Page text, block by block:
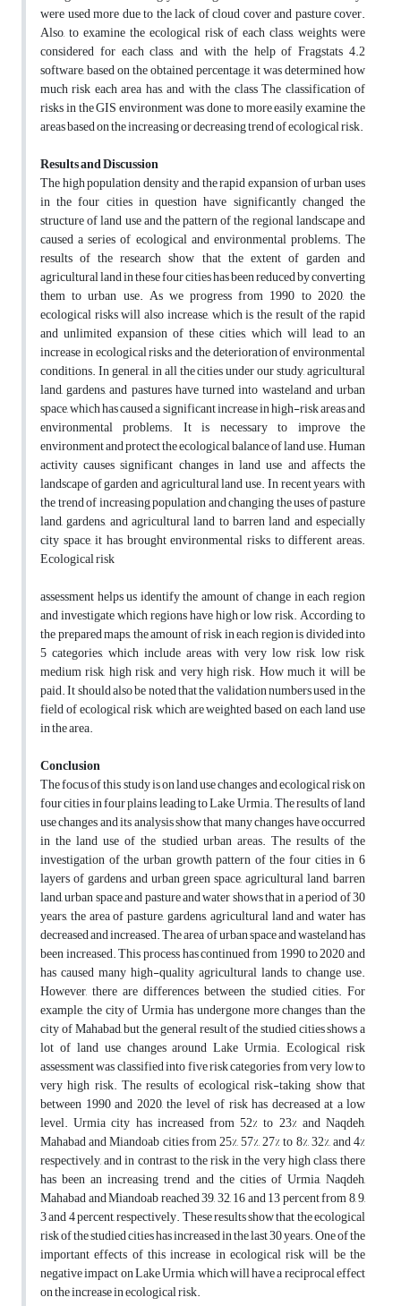
were used more due to the lack of cloud cover and pasture cover.
Also, to examine the ecological risk of each class, weights were
considered for each class, and with the help of Fragstats 4.2
software, based on the obtained percentage, it was determined how
much risk each area has, and with the class The classification of
risks in the GIS environment was done to more easily examine the
areas based on the increasing or decreasing trend of ecological risk.
Results and Discussion
The high population density and the rapid expansion of urban uses
in the four cities in question have significantly changed the
structure of land use and the pattern of the regional landscape and
caused a series of ecological and environmental problems. The
results of the research show that the extent of garden and
agricultural land in these four cities has been reduced by converting
them to urban use. As we progress from 1990 to 2020, the
ecological risks will also increase, which is the result of the rapid
and unlimited expansion of these cities, which will lead to an
increase in ecological risks and the deterioration of environmental
conditions. In general, in all the cities under our study, agricultural
land, gardens, and pastures have turned into wasteland and urban
space, which has caused a significant increase in high-risk areas and
environmental problems. It is necessary to improve the
environment and protect the ecological balance of land use. Human
activity causes significant changes in land use and affects the
landscape of garden and agricultural land use. In recent years, with
the trend of increasing population and changing the uses of pasture
land, gardens, and agricultural land to barren land and especially
city space, it has brought environmental risks to different areas.
Ecological risk
assessment helps us identify the amount of change in each region
and investigate which regions have high or low risk. According to
the prepared maps, the amount of risk in each region is divided into
5 categories, which include areas with very low risk, low risk,
medium risk, high risk, and very high risk. How much it will be
paid. It should also be noted that the validation numbers used in the
field of ecological risk, which are weighted based on each land use
in the area.
Conclusion
The focus of this study is on land use changes and ecological risk on
four cities in four plains leading to Lake Urmia. The results of land
use changes and its analysis show that many changes have occurred
in the land use of the studied urban areas. The results of the
investigation of the urban growth pattern of the four cities in 6
layers of gardens and urban green space, agricultural land, barren
land, urban space and pasture and water shows that in a period of 30
years, the area of pasture, gardens, agricultural land and water has
decreased and increased. The area of urban space and wasteland has
been increased. This process has continued from 1990 to 2020 and
has caused many high-quality agricultural lands to change use.
However, there are differences between the studied cities. For
example, the city of Urmia has undergone more changes than the
city of Mahabad, but the general result of the studied cities shows a
lot of land use changes around Lake Urmia. Ecological risk
assessment was classified into five risk categories from very low to
very high risk. The results of ecological risk-taking show that
between 1990 and 2020, the level of risk has decreased at a low
level. Urmia city has increased from 52% to 23% and Naqdeh,
Mahabad and Miandoab cities from 25%, 57%, 27% to 8%, 32%, and 4%
respectively, and in contrast to the risk in the very high class, there
has been an increasing trend and the cities of Urmia, Naqdeh,
Mahabad and Miandoab reached 39, 32, 16 and 13 percent from 8, 9,
3 and 4 percent, respectively. These results show that the ecological
risk of the studied cities has increased in the last 30 years. One of the
important effects of this increase in ecological risk will be the
negative impact on Lake Urmia, which will have a reciprocal effect
on the increase in ecological risk.